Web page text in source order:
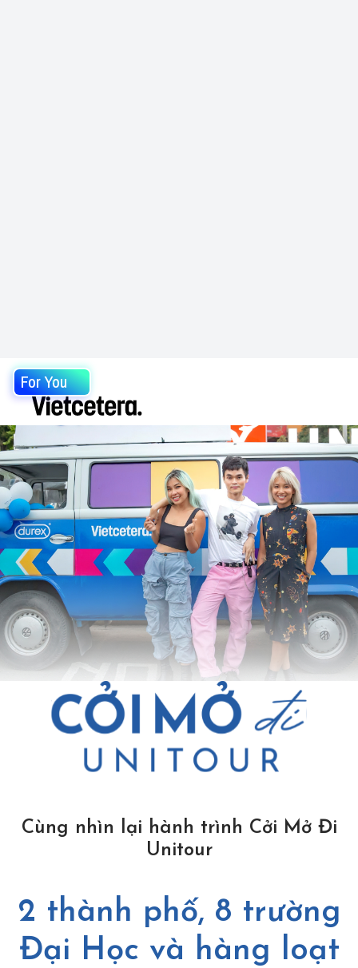
For You
Cùng nhìn lại hành trình Cởi Mở Đi
Unitour
2 thành phố, 8 trường
Đại Học và hàng loạt